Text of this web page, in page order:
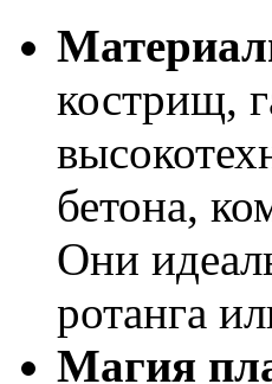
кострищ,
бетона,
Они
ротанга
Магия